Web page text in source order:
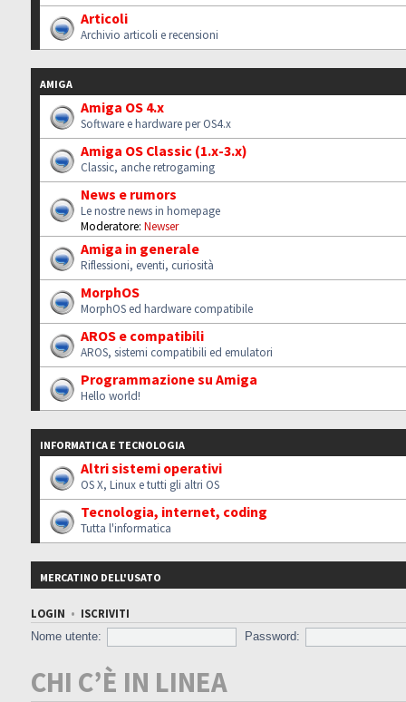
Articoli
Archivio articoli e recensioni
AMIGA
Amiga OS 4.x
Software e hardware per OS4.x
Amiga OS Classic (1.x-3.x)
Classic, anche retrogaming
News e rumors
Le nostre news in homepage
Moderatore: Newser
Amiga in generale
Riflessioni, eventi, curiosità
MorphOS
MorphOS ed hardware compatibile
AROS e compatibili
AROS, sistemi compatibili ed emulatori
Programmazione su Amiga
Hello world!
INFORMATICA E TECNOLOGIA
Altri sistemi operativi
OS X, Linux e tutti gli altri OS
Tecnologia, internet, coding
Tutta l'informatica
MERCATINO DELL'USATO
LOGIN • ISCRIVITI
Nome utente:
Password:
CHI C’È IN LINEA